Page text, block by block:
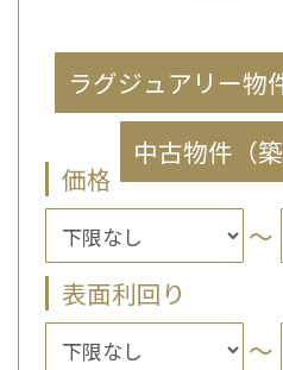
価格
～
表面利回り
～